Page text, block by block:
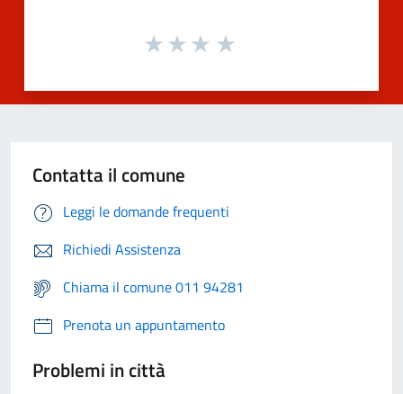
Contatta il comune
Leggi le domande frequenti
Richiedi Assistenza
Chiama il comune 011 94281
Prenota un appuntamento
Problemi in città